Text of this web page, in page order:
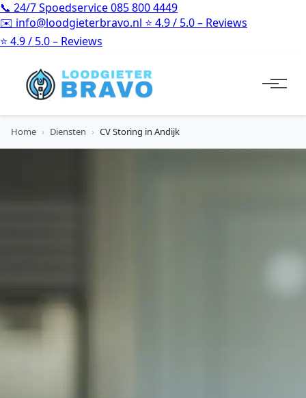
📞 24/7 Spoedservice085 800 4449
✉️ info@loodgieterbravo.nl ⭐ 4.9 / 5.0 – Reviews
⭐ 4.9 / 5.0 – Reviews
Home › Diensten › CV Storing in Andijk